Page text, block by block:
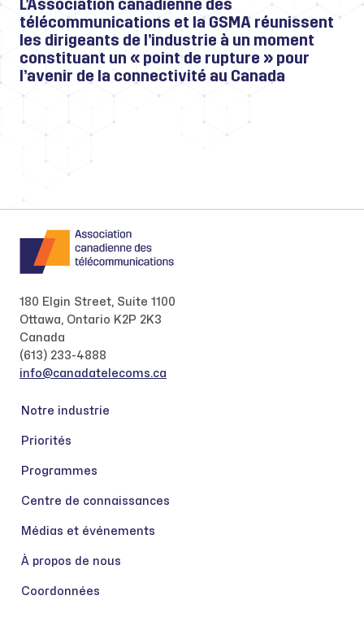
L’Association canadienne des
télécommunications et la GSMA réunissent
les dirigeants de l’industrie à un moment
constituant un « point de rupture » pour
l’avenir de la connectivité au Canada
180 Elgin Street, Suite 1100
Ottawa, Ontario K2P 2K3
Canada
(613) 233-4888
info@canadatelecoms.ca
Notre industrie
Priorités
Programmes
Centre de connaissances
Médias et événements
À propos de nous
Coordonnées